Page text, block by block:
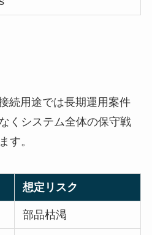
続用途では長期運用案件
くシステム全体の保守戦
す。
想定リスク
部品枯渇